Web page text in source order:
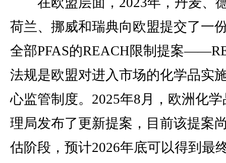
荷兰、挪威和瑞典向欧盟提交了一
全部PFAS的REACH限制提案
法规是欧盟对进入市场的化学品实
心监管制度。2025年8月，欧洲化学
理局发布了更新提案，目前该提案
估阶段，预计2026年底可以得到最